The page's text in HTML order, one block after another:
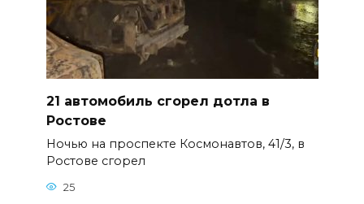
21 автомобиль сгорел дотла в
Ростове
Ночью на проспекте Космонавтов, 41/3, в
Ростове сгорел
25